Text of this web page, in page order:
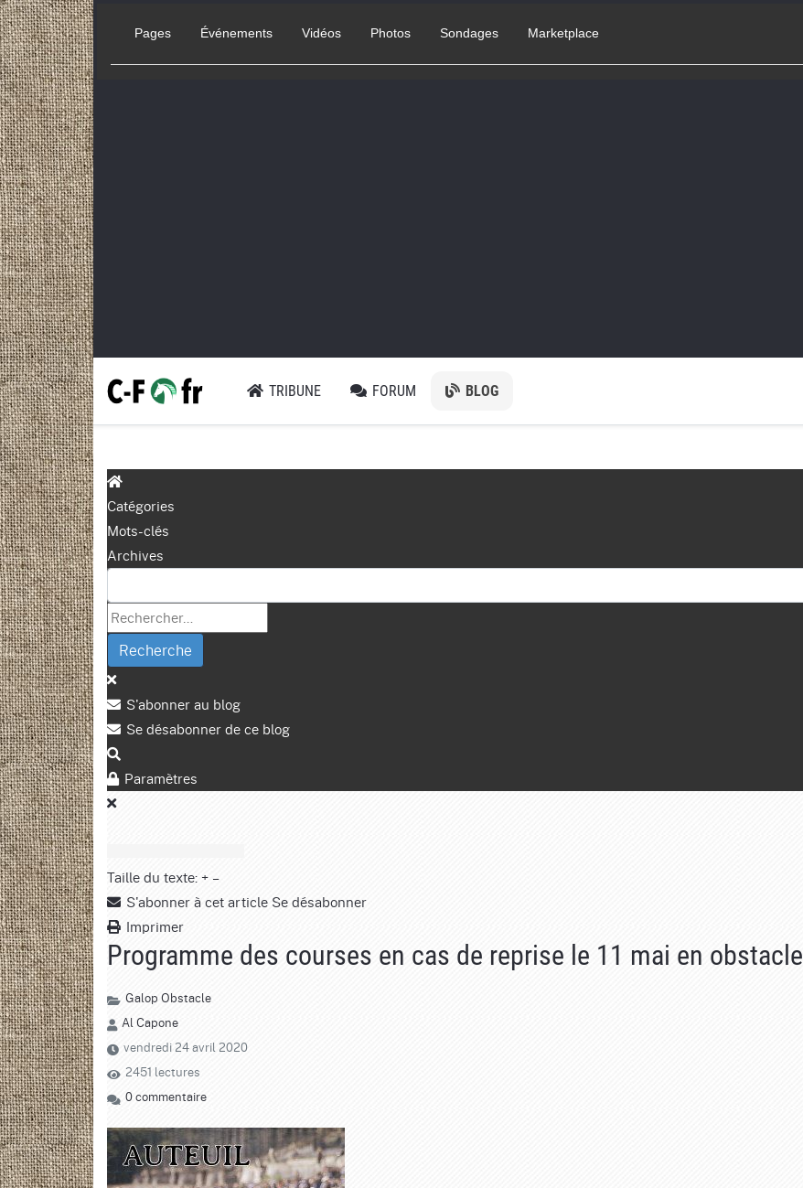
Pages Événements Vidéos Photos Sondages Marketplace
TRIBUNE FORUM BLOG
Catégories
Mots-clés
Archives
Recherche
S'abonner au blog
Se désabonner de ce blog
Paramètres
Taille du texte: + –
S'abonner à cet article Se désabonner
Imprimer
Programme des courses en cas de reprise le 11 mai en obstacle
Galop Obstacle
Al Capone
vendredi 24 avril 2020
2451 lectures
0 commentaire